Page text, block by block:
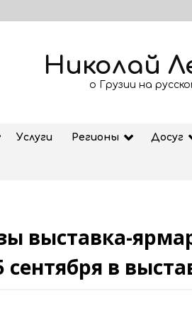
Николай
о Грузии на
Услуги Регионы Досуг
Рубрика
02.08.2026
выставка-
в